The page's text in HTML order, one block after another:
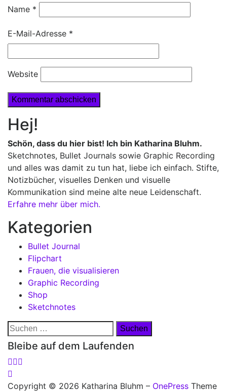
Name *
E-Mail-Adresse *
Website
Hej!
Schön, dass du hier bist! Ich bin Katharina Bluhm.
Sketchnotes, Bullet Journals sowie Graphic Recording
und alles was damit zu tun hat, liebe ich einfach. Stifte,
Notizbücher, visuelles Denken und visuelle
Kommunikation sind meine alte neue Leidenschaft.
Erfahre mehr über mich.
Kategorien
Bullet Journal
Flipchart
Frauen, die visualisieren
Graphic Recording
Shop
Sketchnotes
Suchen
nach:
Bleibe auf dem Laufenden
Copyright © 2026 Katharina Bluhm – OnePress Theme